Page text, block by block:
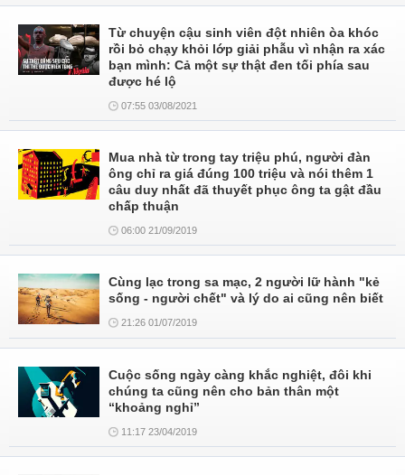
Từ chuyện cậu sinh viên đột nhiên òa khóc
rồi bỏ chạy khỏi lớp giải phẫu vì nhận ra xác
bạn mình: Cả một sự thật đen tối phía sau
được hé lộ
07:55 03/08/2021
Mua nhà từ trong tay triệu phú, người đàn
ông chỉ ra giá đúng 100 triệu và nói thêm 1
câu duy nhất đã thuyết phục ông ta gật đầu
chấp thuận
06:00 21/09/2019
Cùng lạc trong sa mạc, 2 người lữ hành "kẻ
sống - người chết" và lý do ai cũng nên biết
21:26 01/07/2019
Cuộc sống ngày càng khắc nghiệt, đôi khi
chúng ta cũng nên cho bản thân một
“khoảng nghỉ”
11:17 23/04/2019